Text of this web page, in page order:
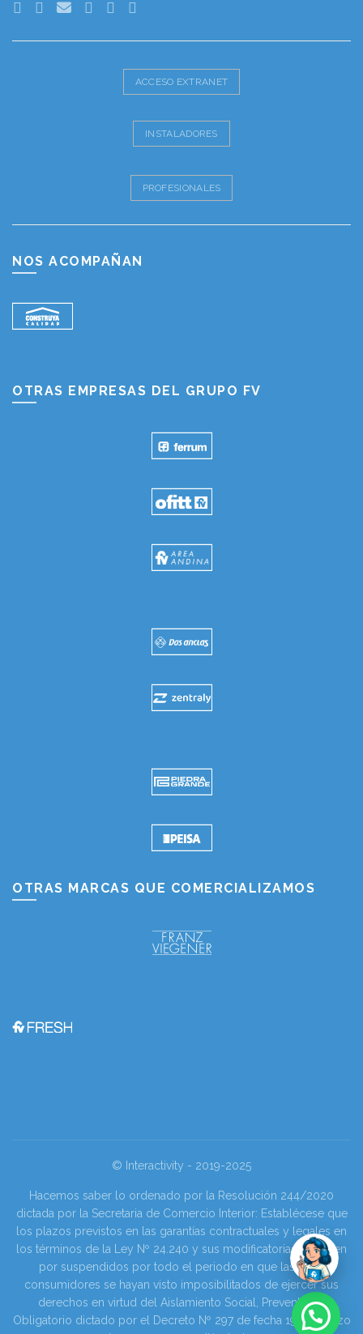
ACCESO EXTRANET
INSTALADORES
PROFESIONALES
NOS ACOMPAÑAN
OTRAS EMPRESAS DEL GRUPO FV
OTRAS MARCAS QUE COMERCIALIZAMOS
© Interactivity - 2019-2025
Hacemos saber lo ordenado por la Resolución 244/2020
dictada por la Secretaria de Comercio Interior: Establécese que
los plazos previstos en las garantías contractuales y legales en
los términos de la Ley Nº 24.240 y sus modificatorias se tienen
por suspendidos por todo el periodo en que las y los
consumidores se hayan visto imposibilitados de ejercer sus
derechos en virtud del Aislamiento Social, Preventivo y
Obligatorio dictado por el Decreto Nº 297 de fecha 19 de marzo